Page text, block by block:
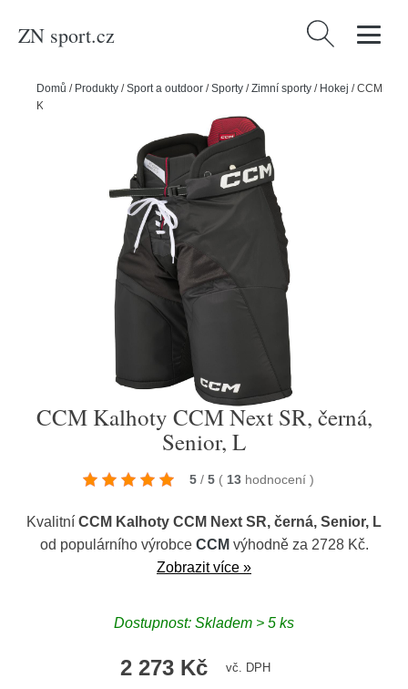
ZN sport.cz Vyhledávání
Domů / Produkty /Sport a outdoor /Sporty /Zimní sporty / Hokej /CCM
Kalhoty CCM Next SR, černá, Senior, L
CCM Kalhoty CCM Next SR, černá,
Senior, L
5 / 5 ( 13 hodnocení )
Kvalitní CCM Kalhoty CCM Next SR, černá, Senior, L
od populárního výrobce CCM výhodně za 2728 Kč.
Zobrazit více »
Dostupnost: Skladem > 5 ks
2 273 Kč vč. DPH